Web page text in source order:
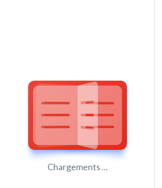
Chargements ...